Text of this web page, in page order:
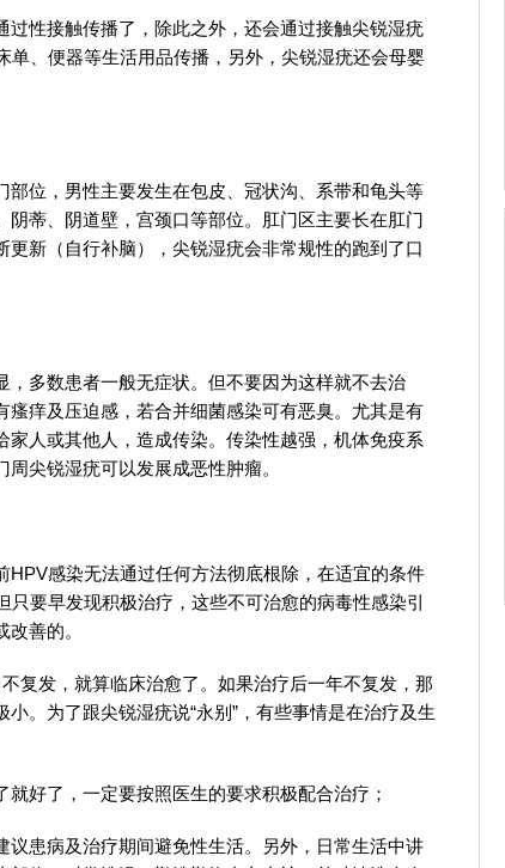
过性接触传播了，除此之外，还会通过接触尖锐湿疣
单、便器等生活用品传播，另外，尖锐湿疣还会母婴
部位，男性主要发生在包皮、冠状沟、系带和龟头等
蒂、阴道壁，宫颈口等部位。肛门区主要长在肛门
新（自行补脑），尖锐湿疣会非常规性的跑到了口
，多数患者一般无症状。但不要因为这样就不去治
痒及压迫感，若合并细菌感染可有恶臭。尤其是有
人或其他人，造成传染。传染性越强，机体免疫系
尖锐湿疣可以发展成恶性肿瘤。
HPV感染无法通过任何方法彻底根除，在适宜的条件
要早发现积极治疗，这些不可治愈的病毒性感染引
善的。
复发，就算临床治愈了。如果治疗后一年不复发，那
。为了跟尖锐湿疣说“永别”，有些事情是在治疗及生
好了，一定要按照医生的要求积极配合治疗；
患病及治疗期间避免性生活。另外，日常生活中讲